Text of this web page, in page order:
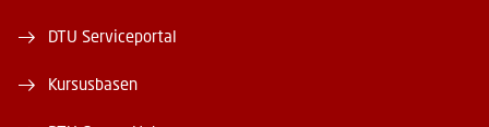
DTU Serviceportal
Kursusbasen